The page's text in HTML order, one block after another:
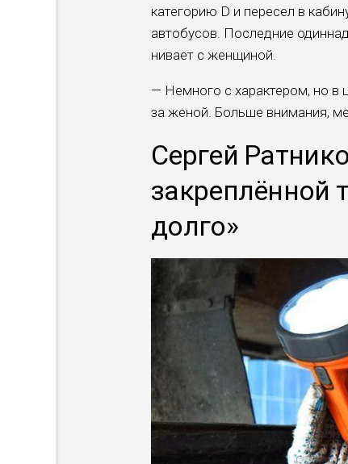
категорию D и пересел в
автобусов. Последние
нивает с женщиной.
— Немного с характером, но в
за женой. Больше внимания,
Сергей
закреплённой
долго»